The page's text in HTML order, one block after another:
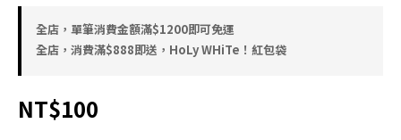
全店，單筆消費金額滿$1200即可免運
全店，消費滿$888即送，HoLy WHiTe！紅包袋
NT$100